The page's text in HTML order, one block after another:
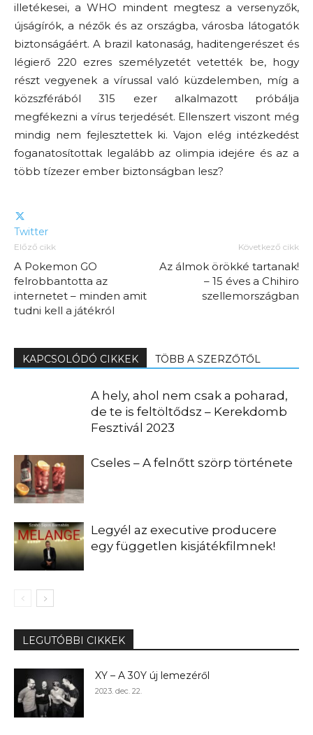
illetékesei, a WHO mindent megtesz a versenyzők,
újságírók, a nézők és az országba, városba látogatók
biztonságáért. A brazil katonaság, haditengerészet és
légierő 220 ezres személyzetét vetették be, hogy
részt vegyenek a vírussal való küzdelemben, míg a
közszférából 315 ezer alkalmazott próbálja
megfékezni a vírus terjedését. Ellenszert viszont még
mindig nem fejlesztettek ki. Vajon elég intézkedést
foganatosítottak legalább az olimpia idejére és az a
több tízezer ember biztonságban lesz?
Twitter
Előző cikk
A Pokemon GO
felrobbantotta az
internetet – minden amit
tudni kell a játékról
Következő cikk
Az álmok örökké tartanak!
– 15 éves a Chihiro
szellemországban
KAPCSOLÓDÓ CIKKEK TÖBB A SZERZŐTŐL
A hely, ahol nem csak a poharad,
de te is feltöltődsz – Kerekdomb
Fesztivál 2023
Cseles – A felnőtt szörp története
Legyél az executive producere
egy független kisjátékfilmnek!
LEGUTÓBBI CIKKEK
XY – A 30Y új lemezéről
2023. dec. 22.